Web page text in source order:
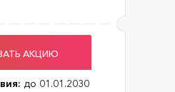
АКЦИЮ
до 01.01.2030